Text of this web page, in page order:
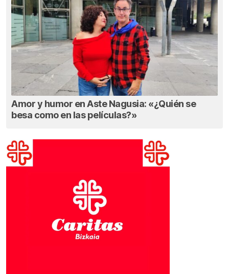
Amor y humor en Aste Nagusia: «¿Quién se
besa como en las películas?»